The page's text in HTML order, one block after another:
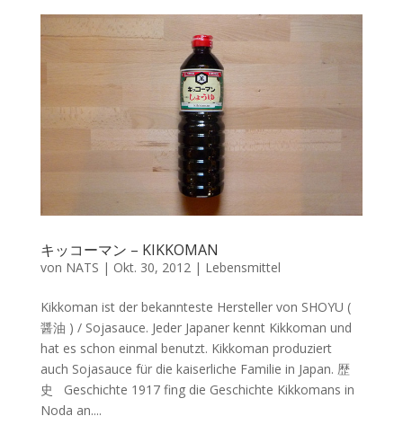
キッコーマン – KIKKOMAN
von NATS | Okt. 30, 2012| Lebensmittel
Kikkoman ist der bekannteste Hersteller von SHOYU (
醤油 ) / Sojasauce. Jeder Japaner kennt Kikkoman und
hat es schon einmal benutzt. Kikkoman produziert
auch Sojasauce für die kaiserliche Familie in Japan. 歴
史 Geschichte 1917 fing die Geschichte Kikkomans in
Noda an....